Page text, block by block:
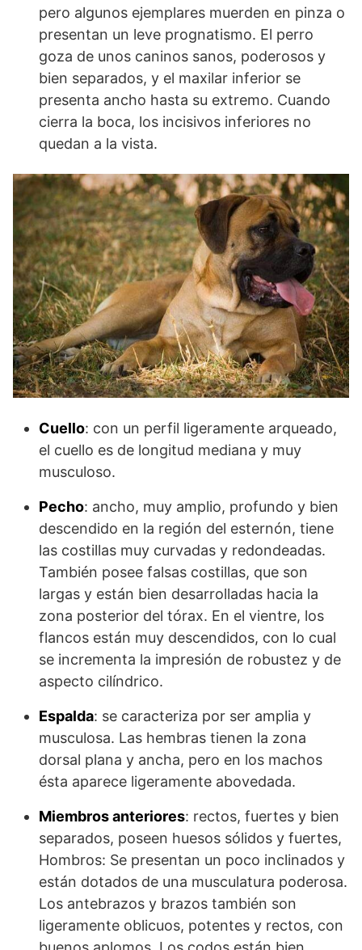
pero algunos ejemplares muerden en pinza o
presentan un leve prognatismo. El perro
goza de unos caninos sanos, poderosos y
bien separados, y el maxilar inferior se
presenta ancho hasta su extremo. Cuando
cierra la boca, los incisivos inferiores no
quedan a la vista.
Cuello: con un perfil ligeramente arqueado,
el cuello es de longitud mediana y muy
musculoso.
Pecho: ancho, muy amplio, profundo y bien
descendido en la región del esternón, tiene
las costillas muy curvadas y redondeadas.
También posee falsas costillas, que son
largas y están bien desarrolladas hacia la
zona posterior del tórax. En el vientre, los
flancos están muy descendidos, con lo cual
se incrementa la impresión de robustez y de
aspecto cilíndrico.
Espalda: se caracteriza por ser amplia y
musculosa. Las hembras tienen la zona
dorsal plana y ancha, pero en los machos
ésta aparece ligeramente abovedada.
Miembros anteriores: rectos, fuertes y bien
separados, poseen huesos sólidos y fuertes,
Hombros: Se presentan un poco inclinados y
están dotados de una musculatura poderosa.
Los antebrazos y brazos también son
ligeramente oblicuos, potentes y rectos, con